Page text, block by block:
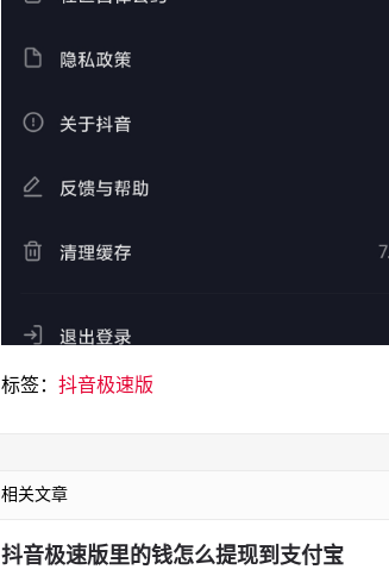
标签： 抖音极速版
相关文章
抖音极速版里的钱怎么提现到支付宝